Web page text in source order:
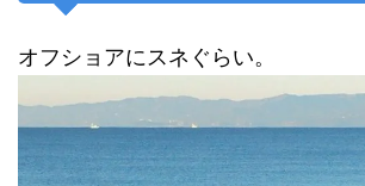
オフショアにスネぐらい。